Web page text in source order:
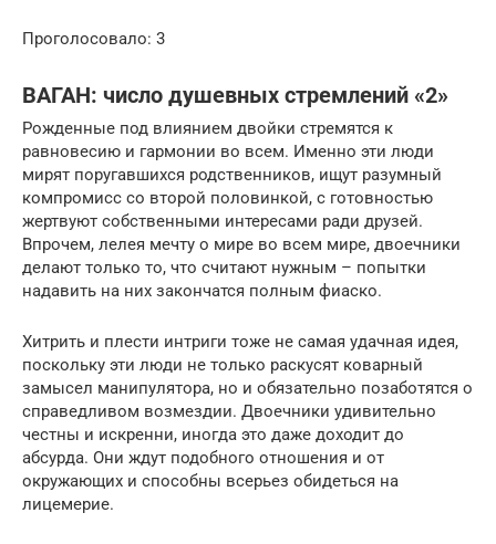
Проголосовало: 3
ВАГАН: число душевных стремлений «2»
Рожденные под влиянием двойки стремятся к
равновесию и гармонии во всем. Именно эти люди
мирят поругавшихся родственников, ищут разумный
компромисс со второй половинкой, с готовностью
жертвуют собственными интересами ради друзей.
Впрочем, лелея мечту о мире во всем мире, двоечники
делают только то, что считают нужным – попытки
надавить на них закончатся полным фиаско.
Хитрить и плести интриги тоже не самая удачная идея,
поскольку эти люди не только раскусят коварный
замысел манипулятора, но и обязательно позаботятся о
справедливом возмездии. Двоечники удивительно
честны и искренни, иногда это даже доходит до
абсурда. Они ждут подобного отношения и от
окружающих и способны всерьез обидеться на
лицемерие.